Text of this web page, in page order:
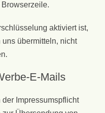
aktiviert ist,
übermitteln, nicht
E-Mails
Impressumspflicht